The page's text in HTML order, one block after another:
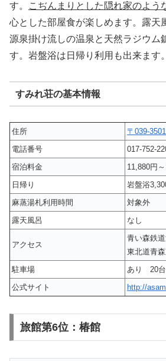
す。
こぢんまりとした隠れ家のよう
心とした部屋食が楽しめます。露天
源泉掛け流しの温泉と天然ラジウム
す。岩盤浴は日帰り利用も出来ます。
すみれ荘の基本情報
住所
〒039-
電話番号
017-752-
宿泊料金
11,880円
日帰り
岩盤浴
麻蒸湯札利用時間
対象外
露天風呂
なし
アクセス
青い森鉄
東北道青
駐車場
あり 20台
公式サイト
http://
旅館第6位：椿館